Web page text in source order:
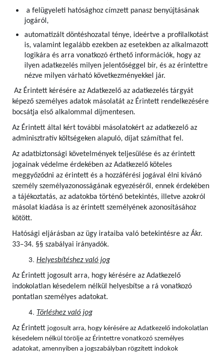
a felügyeleti hatósághoz címzett panasz benyújtásának
jogáról,
automatizált döntéshozatal ténye, ideértve a profilalkotást
is, valamint legalább ezekben az esetekben az alkalmazott
logikára és arra vonatkozó érthető információk, hogy az
ilyen adatkezelés milyen jelentőséggel bír, és az érintettre
nézve milyen várható következményekkel jár.
Az Érintett kérésére az Adatkezelő az adatkezelés tárgyát
képező személyes adatok másolatát az Érintett rendelkezésére
bocsátja első alkalommal díjmentesen.
Az Érintett által kért további másolatokért az adatkezelő az
adminisztratív költségeken alapuló, díjat számíthat fel.
Az adatbiztonsági követelmények teljesülése és az érintett
jogainak védelme érdekében az Adatkezelő köteles
meggyőződni az érintett és a hozzáférési jogával élni kívánó
személy személyazonosságának egyezéséről, ennek érdekében
a tájékoztatás, az adatokba történő betekintés, illetve azokról
másolat kiadása is az érintett személyének azonosításához
kötött.
Hatósági eljárásban az ügy irataiba való betekintésre az Ákr.
33–34. §§ szabályai irányadók.
Helyesbítéshez való jog
Az Érintett jogosult arra, hogy kérésére az Adatkezelő
indokolatlan késedelem nélkül helyesbítse a rá vonatkozó
pontatlan személyes adatokat.
Törléshez való jog
Az Érintett jogosult arra, hogy kérésére az Adatkezelő indokolatlan
késedelem nélkül törölje az Érintettre vonatkozó személyes
adatokat, amennyiben a jogszabályban rögzített indokok